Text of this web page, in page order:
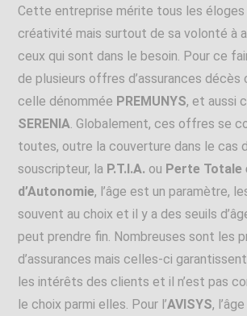
Cette entreprise mérite tous les éloges
créativité mais surtout de sa volonté à
ceux qui sont dans le besoin. Pour ce
de plusieurs offres d’assurances décès
celle dénommée PREMUNYS, et aussi
SERENIA. Globalement, ces offres se
toutes, outre la couverture dans le cas
souscripteur, la P.T.I.A. ou Perte Totale
d’Autonomie, l’âge est un paramètre,
souvent au choix et il y a des seuils
peut prendre fin. Nombreuses sont les
d’assurances mais celles-ci
les intérêts des clients et il n’est pas
le choix parmi elles. Pour l’AVISYS,